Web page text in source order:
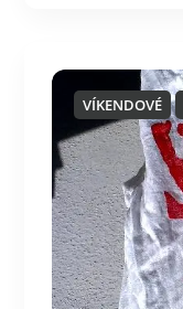
VÍKENDOVÉ